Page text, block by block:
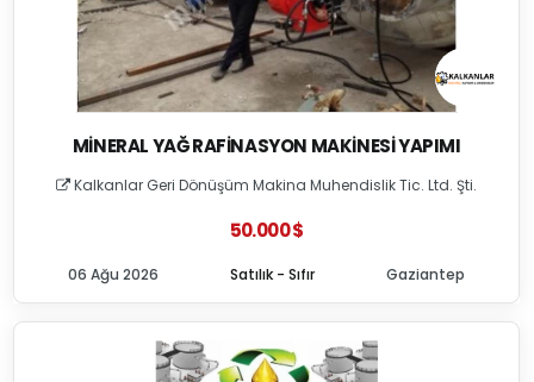
MINERAL YAĞ RAFINASYON MAKINESI YAPIMI
Kalkanlar Geri Dönüşüm Makina Muhendislik Tic. Ltd. Şti.
50.000 $
Satılık - Sıfır
06 Ağu 2026 Gaziantep